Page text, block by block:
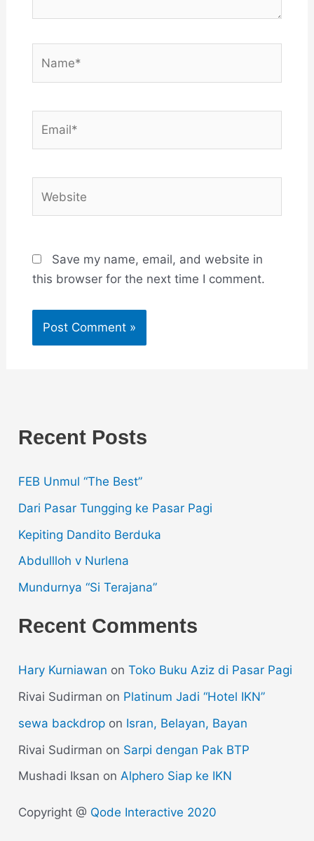
Save my name, email, and website in
this browser for the next time I comment.
Recent Posts
FEB Unmul “The Best”
Dari Pasar Tungging ke Pasar Pagi
Kepiting Dandito Berduka
Abdullloh v Nurlena
Mundurnya “Si Terajana”
Recent Comments
Hary Kurniawan onToko Buku Aziz di Pasar Pagi
Rivai Sudirman on Platinum Jadi “Hotel IKN”
sewa backdrop on Isran, Belayan, Bayan
Rivai Sudirman on Sarpi dengan Pak BTP
Mushadi Iksan onAlphero Siap ke IKN
Copyright @ Qode Interactive 2020